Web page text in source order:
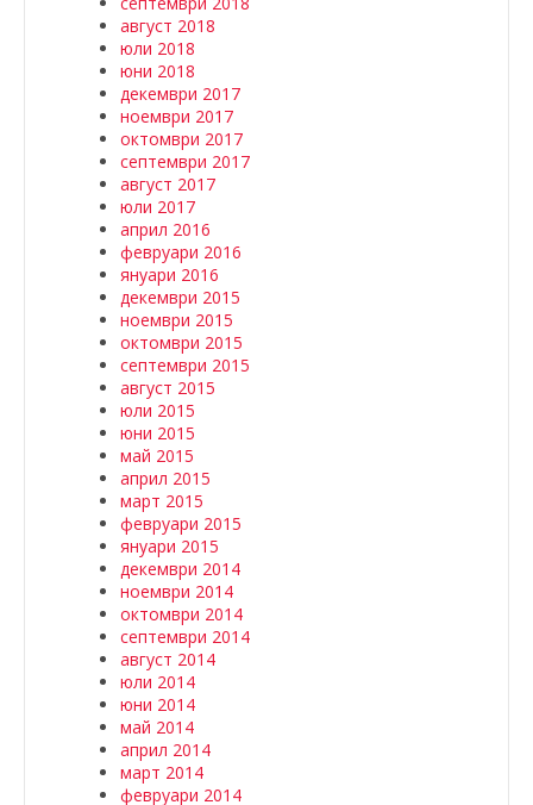
август 2018
юли 2018
юни 2018
декември 2017
ноември 2017
октомври 2017
септември 2017
август 2017
юли 2017
април 2016
февруари 2016
януари 2016
декември 2015
ноември 2015
октомври 2015
септември 2015
август 2015
юли 2015
юни 2015
май 2015
април 2015
март 2015
февруари 2015
януари 2015
декември 2014
ноември 2014
октомври 2014
септември 2014
август 2014
юли 2014
юни 2014
май 2014
април 2014
март 2014
февруари 2014